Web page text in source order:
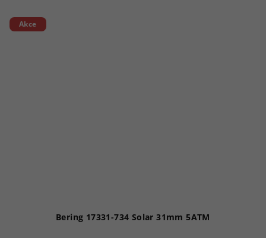
Akce
Bering 17331-734 Solar 31mm 5ATM